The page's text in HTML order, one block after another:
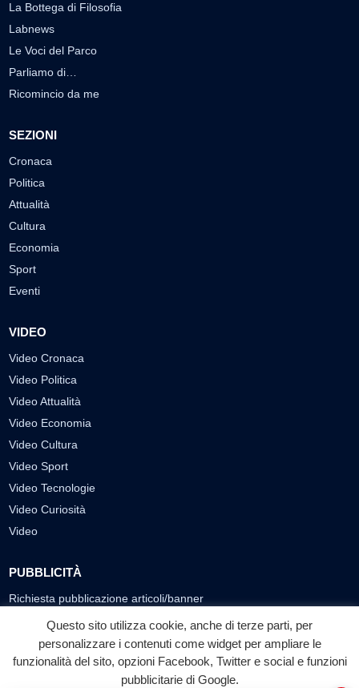
La Bottega di Filosofia
Labnews
Le Voci del Parco
Parliamo di…
Ricomincio da me
SEZIONI
Cronaca
Politica
Attualità
Cultura
Economia
Sport
Eventi
VIDEO
Video Cronaca
Video Politica
Video Attualità
Video Economia
Video Cultura
Video Sport
Video Tecnologie
Video Curiosità
Video
PUBBLICITÀ
Richiesta pubblicazione articoli/banner
SEGUICI SUI SOCIAL
f ◎ ▶
Questo sito utilizza cookie, anche di terze parti, per
personalizzare i contenuti come widget per ampliare le
funzionalità del sito, opzioni Facebook, Twitter e social e funzioni
pubblicitarie di Google.